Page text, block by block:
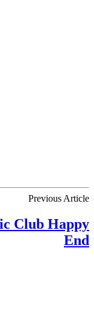
Previous Article
Club Happy
End